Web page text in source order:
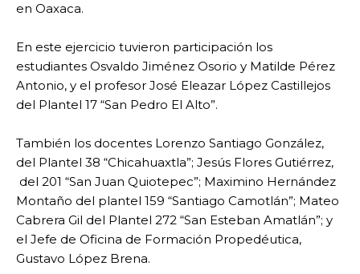
en Oaxaca.
En este ejercicio tuvieron participación los
estudiantes Osvaldo Jiménez Osorio y Matilde Pérez
Antonio, y el profesor José Eleazar López Castillejos
del Plantel 17 “San Pedro El Alto”.
También los docentes Lorenzo Santiago González,
del Plantel 38 “Chicahuaxtla”; Jesús Flores Gutiérrez,
del 201 “San Juan Quiotepec”; Maximino Hernández
Montaño del plantel 159 “Santiago Camotlán”; Mateo
Cabrera Gil del Plantel 272 “San Esteban Amatlán”; y
el Jefe de Oficina de Formación Propedéutica,
Gustavo López Brena.